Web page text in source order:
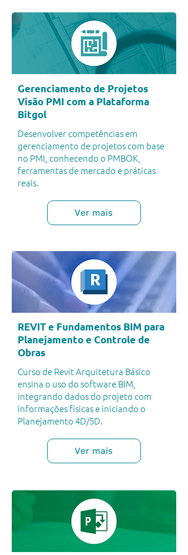
Gerenciamento de Projetos
Visão PMI com a Plataforma
Bitgol
Desenvolver competências em
gerenciamento de projetos com base
no PMI, conhecendo o PMBOK,
ferramentas de mercado e práticas
reais.
Ver mais
REVIT e Fundamentos BIM para
Planejamento e Controle de
Obras
Curso de Revit Arquitetura Básico
ensina o uso do software BIM,
integrando dados do projeto com
informações físicas e iniciando o
Planejamento 4D/5D.
Ver mais